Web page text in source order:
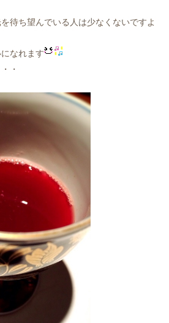
待ち望んでいる人は少なくないですよ
なれます
・